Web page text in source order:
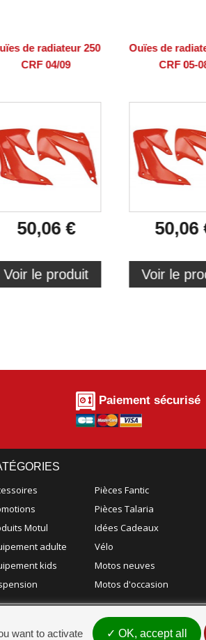
de radiateur 250
CRF 04/09
50,06 €
Voir le produit
Ouïes de
CRF 05-
50,06
Voir le
Paiement sécurisé
Motul
adulte
kids
Pièces Fantic
Pièces Talaria
Idées Cadeaux
Vélo
Motos neuves
Motos d'occasion
want to activate OK, accept all